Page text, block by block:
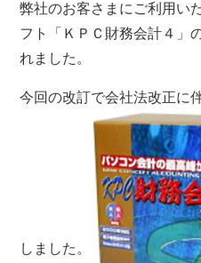
弊社のお客さまにご利用い
フト「ＫＰＣ財務会計４」
れました。
今回の改訂で会社法改正に
しました。